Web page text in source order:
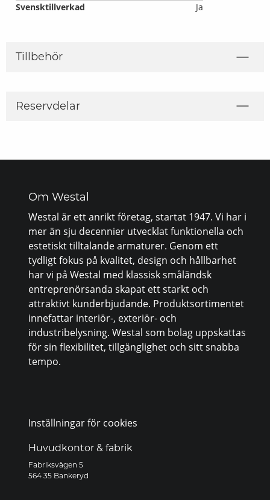
Svensktillverkad
Ja
Tillbehör
Reservdelar
Om Westal
Westal är ett anrikt företag, startat 1947. Vi har i
mer än sju decennier utvecklat funktionella och
estetiskt tilltalande armaturer. Genom ett
tydligt fokus på kvalitet, design och hållbarhet
har vi på Westal med klassisk småländsk
entreprenörsanda skapat ett starkt och
attraktivt kunderbjudande. Produktsortimentet
innefattar interiör-, exteriör- och
industribelysning. Westal som bolag uppskattas
för sin flexibilitet, tillgänglighet och sitt snabba
tempo.
Inställningar för cookies
Huvudkontor & fabrik
Fabriksvägen 5
564 35 Bankeryd